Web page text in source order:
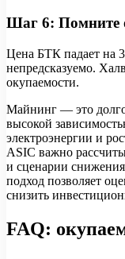
Шаг 6: Помните
Цена БТК падает на
непредсказуемо.
окупаемости.
Майнинг — это
высокой
электроэнергии и
ASIC важно
и сценарии
подход позволяет
снизить
FAQ: